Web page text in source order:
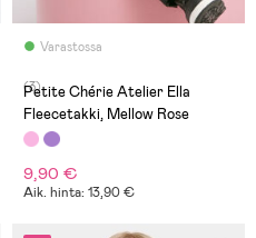
Varastossa
(3)
Petite Chérie Atelier Ella
Fleecetakki, Mellow Rose
9,90 €
Aik. hinta: 13,90 €